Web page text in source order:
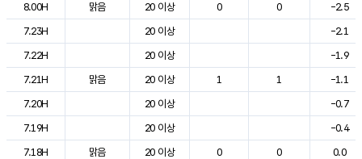
8.00H
맑음 20 이상 0 0
-2.5
7.23H
20 이상
-2.1
7.22H
20 이상
-1.9
7.21H
맑음 20 이상 1 1
-1.1
7.20H
20 이상
-0.7
7.19H
20 이상
-0.4
7.18H
맑음 20 이상 0 0
0.0